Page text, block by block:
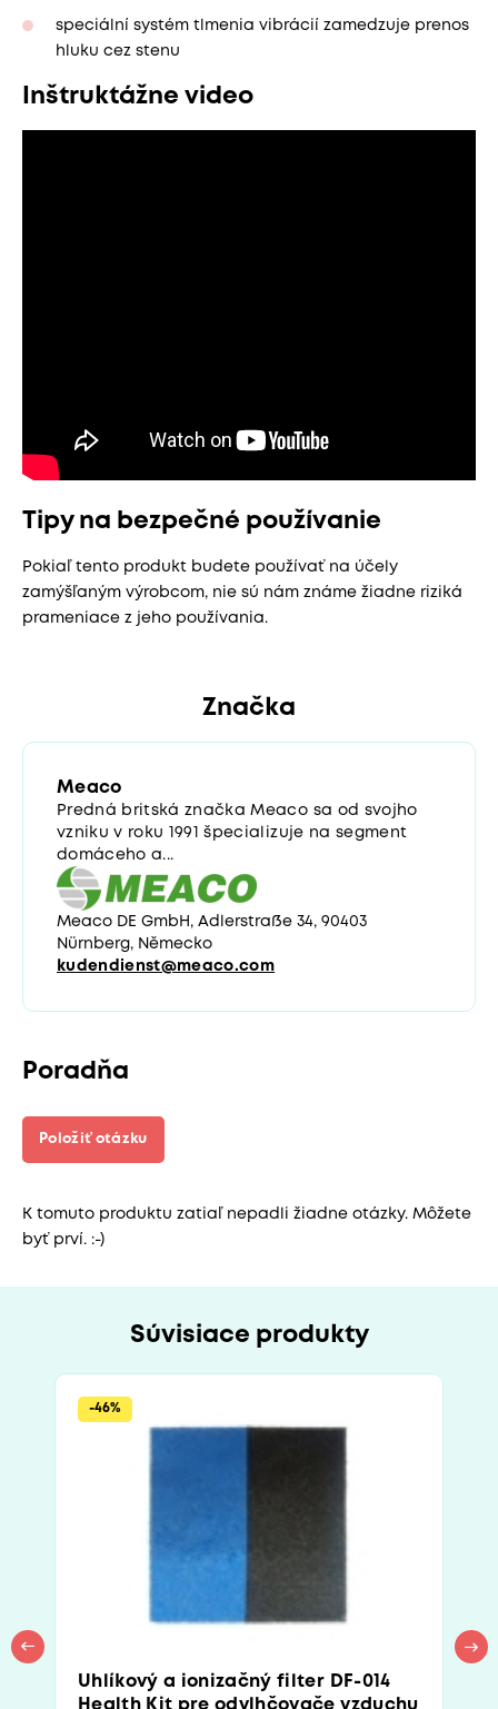
speciální systém tlmenia vibrácií zamedzuje prenos
hluku cez stenu
Inštruktážne video
Tipy na bezpečné používanie
Pokiaľ tento produkt budete používať na účely
zamýšľaným výrobcom, nie sú nám známe žiadne riziká
prameniace z jeho používania.
Značka
Meaco
Predná britská značka Meaco sa od svojho
vzniku v roku 1991 špecializuje na segment
domáceho a...
Meaco DE GmbH, Adlerstraße 34, 90403
Nürnberg, Německo
kudendienst@meaco.com
Poradňa
Položiť otázku
K tomuto produktu zatiaľ nepadli žiadne otázky. Môžete
byť prví. :-)
Súvisiace produkty
-46%
Uhlíkový a ionizačný filter DF-014
Health Kit pre odvlhčovače vzduchu